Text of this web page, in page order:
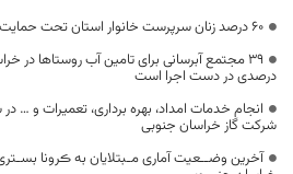
60 درصد زنان سرپرست خانوار استان تحت حمایت کمیته امداد هستند
درصدی در دست اجرا است
انجام خدمات امداد، بهره برداری، تعمیرات و
شرکت گاز خراسان جنوبی
آخرین وضــعیت آماری مـبتلایان به ڪرونا